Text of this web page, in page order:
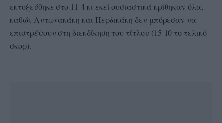
εκτοξεύθηκε στο 11-4 κι εκεί ουσιαστικά κρίθηκαν όλα,
καθώς Αντωνακάκη και Περδικάκη δεν μπόρεσαν να
επιστρέψουν στη διεκδίκηση του τίτλου (15-10 το τελικό
σκορ).